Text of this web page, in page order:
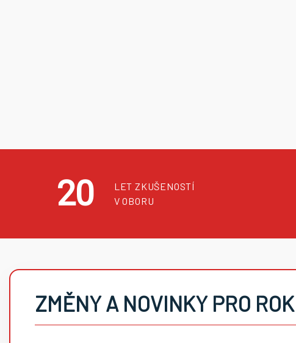
20
LET ZKUŠENOSTÍ
V OBORU
ZMĚNY A NOVINKY PRO